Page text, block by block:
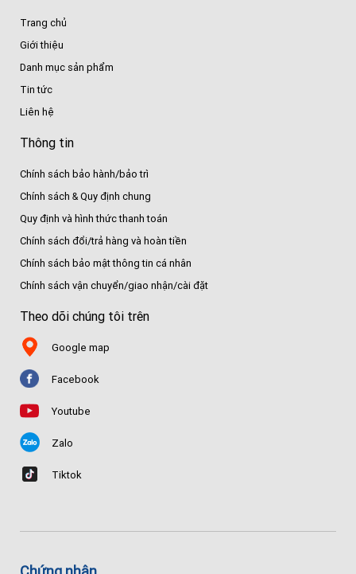
Trang chủ
Giới thiệu
Danh mục sản phẩm
Tin tức
Liên hệ
Thông tin
Chính sách bảo hành/bảo trì
Chính sách & Quy định chung
Quy định và hình thức thanh toán
Chính sách đổi/trả hàng và hoàn tiền
Chính sách bảo mật thông tin cá nhân
Chính sách vận chuyển/giao nhận/cài đặt
Theo dõi chúng tôi trên
Google map
Facebook
Youtube
Zalo
Tiktok